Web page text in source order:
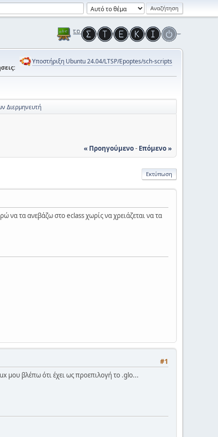
Υποστήριξη Ubuntu 24.04/LTSP/Epoptes/sch-scripts
Διερμηνευτή
« Προηγούμενο- Επόμενο »
Εκτύπωση
να τα ανεβάζω στο eclass χωρίς να χρειάζεται να τα
#1
μου βλέπω ότι έχει ως προεπιλογή το .glo...